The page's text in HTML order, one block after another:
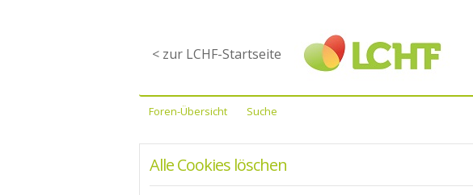
< zur LCHF-Startseite
Foren-Übersicht Suche
Alle Cookies löschen